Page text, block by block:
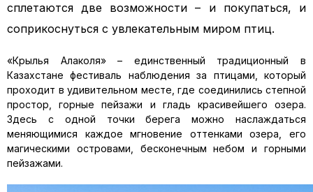
сплетаются две возможности – и покупаться, и
соприкоснуться с увлекательным миром птиц.
«Крылья Алаколя» – единственный традиционный в
Казахстане фестиваль наблюдения за птицами, который
проходит в удивительном месте, где соединились степной
простор, горные пейзажи и гладь красивейшего озера.
Здесь с одной точки берега можно наслаждаться
меняющимися каждое мгновение оттенками озера, его
магическими островами, бесконечным небом и горными
пейзажами.